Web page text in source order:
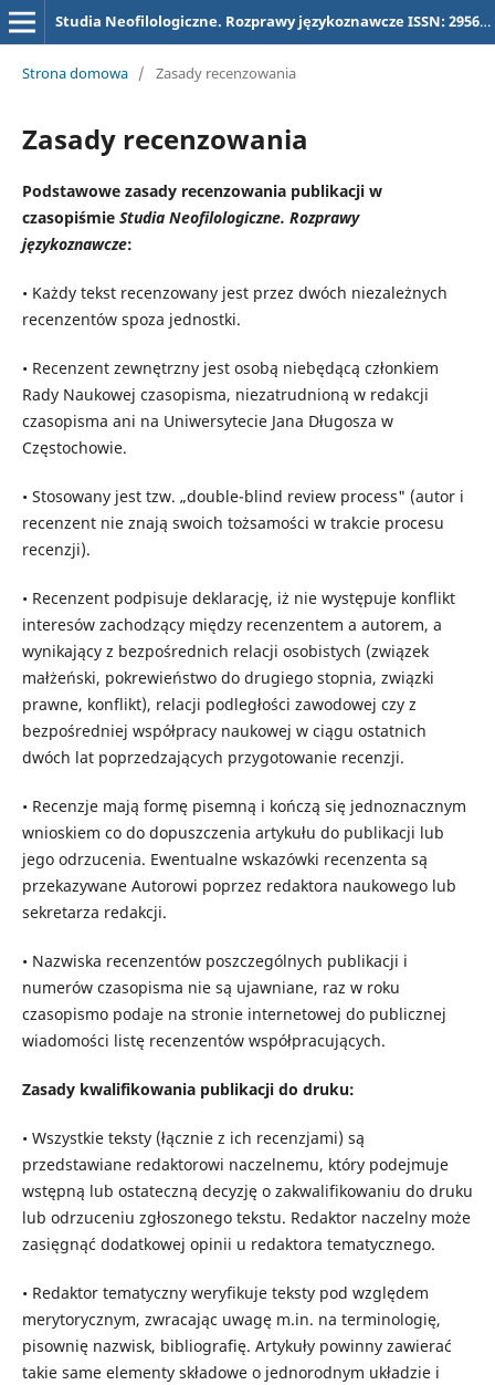
Studia Neofilologiczne. Rozprawy językoznawcze ISSN: 2956-5731, dawniej (dla tytułu "Studia Neofilologiczne) ISSN 2657-3032
Strona domowa / Zasady recenzowania
Zasady recenzowania
Podstawowe zasady recenzowania publikacji w
czasopiśmie Studia Neofilologiczne. Rozprawy
językoznawcze:
• Każdy tekst recenzowany jest przez dwóch niezależnych
recenzentów spoza jednostki.
• Recenzent zewnętrzny jest osobą niebędącą członkiem
Rady Naukowej czasopisma, niezatrudnioną w redakcji
czasopisma ani na Uniwersytecie Jana Długosza w
Częstochowie.
• Stosowany jest tzw. „double-blind review process" (autor i
recenzent nie znają swoich tożsamości w trakcie procesu
recenzji).
• Recenzent podpisuje deklarację, iż nie występuje konflikt
interesów zachodzący między recenzentem a autorem, a
wynikający z bezpośrednich relacji osobistych (związek
małżeński, pokrewieństwo do drugiego stopnia, związki
prawne, konflikt), relacji podległości zawodowej czy z
bezpośredniej współpracy naukowej w ciągu ostatnich
dwóch lat poprzedzających przygotowanie recenzji.
• Recenzje mają formę pisemną i kończą się jednoznacznym
wnioskiem co do dopuszczenia artykułu do publikacji lub
jego odrzucenia. Ewentualne wskazówki recenzenta są
przekazywane Autorowi poprzez redaktora naukowego lub
sekretarza redakcji.
• Nazwiska recenzentów poszczególnych publikacji i
numerów czasopisma nie są ujawniane, raz w roku
czasopismo podaje na stronie internetowej do publicznej
wiadomości listę recenzentów współpracujących.
Zasady kwalifikowania publikacji do druku:
• Wszystkie teksty (łącznie z ich recenzjami) są
przedstawiane redaktorowi naczelnemu, który podejmuje
wstępną lub ostateczną decyzję o zakwalifikowaniu do druku
lub odrzuceniu zgłoszonego tekstu. Redaktor naczelny może
zasięgnąć dodatkowej opinii u redaktora tematycznego.
• Redaktor tematyczny weryfikuje teksty pod względem
merytorycznym, zwracając uwagę m.in. na terminologię,
pisownię nazwisk, bibliografię. Artykuły powinny zawierać
takie same elementy składowe o jednorodnym układzie i